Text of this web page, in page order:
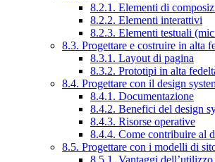
8.2.1. Elementi di
8.2.2. Elementi interattivi
8.2.3. Elementi testuali
8.3. Progettare e costruire in alta
8.3.1. Layout di pagina
8.3.2. Prototipi in alta
8.4. Progettare con il design
8.4.1. Documentazione
8.4.2. Benefici del design
8.4.3. Risorse operative
8.4.4. Come contribuire al
8.5. Progettare con i modelli di
8.5.1. Vantaggi